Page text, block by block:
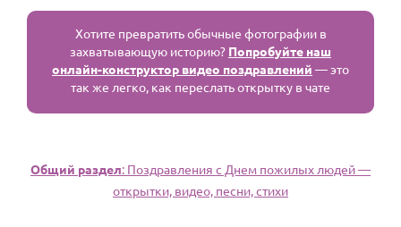
Хотите превратить обычные фотографии в
захватывающую историю? Попробуйте наш
онлайн-конструктор видео поздравлений — это
так же легко, как переслать открытку в чате
Общий раздел: Поздравления с Днем пожилых людей —
открытки, видео, песни, стихи